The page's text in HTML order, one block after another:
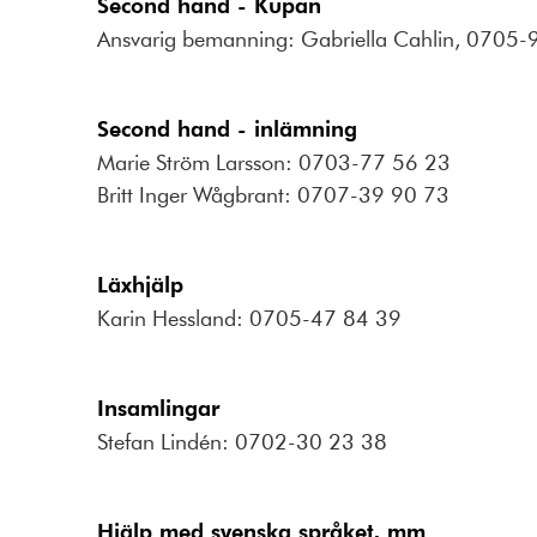
Ansvarig bemanning: Gabriella Cahlin,
Second hand - inlämning
Marie Ström Larsson: 0703-77 56 23
Britt Inger Wågbrant: 0707-39 90 73
Läxhjälp
Karin Hessland: 0705-47 84 39
Insamlingar
Stefan Lindén: 0702-30 23 38
Hjälp med svenska språket, mm